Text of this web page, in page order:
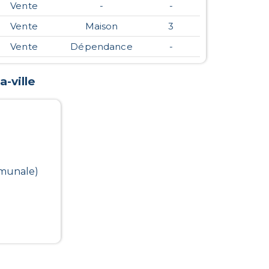
Vente -
-
Vente
Maison
3
Vente
Dépendance -
ville